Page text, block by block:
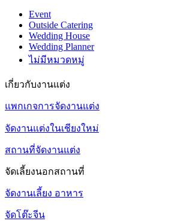
Event
Outside Catering
Wedding House
Wedding Planner
ไม่มีหมวดหมู่
เกี่ยวกับงานแต่ง
แพกเกจการจัดงานแต่ง
จัดงานแต่งในเชียงใหม่
สถานที่จัดงานแต่ง
จัดเลี้ยงนอกสถานที่
จัดงานเลี้ยง อาหาร
จัดโต๊ะจีน